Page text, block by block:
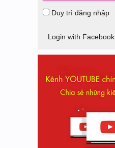
Duy trì đăng nhập
Login with Facebook